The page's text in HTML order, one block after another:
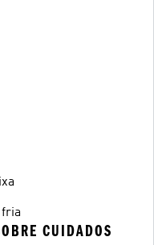
fria
CUIDADOS